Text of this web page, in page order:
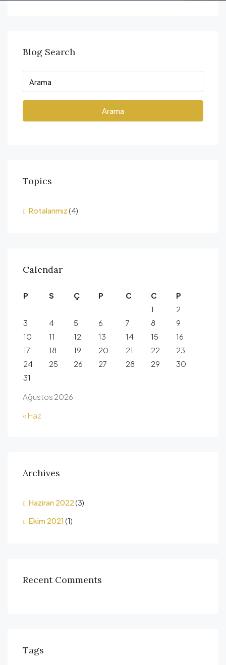
Blog Search
Arama
Topics
Rotalarımız (4)
Calendar
Ağustos 2026
P S Ç P C C
P
1
2
3
4 5 6 7 8
9
10
11 12 13 14 15
16
17
18 19 20 21 22
23
24
25 26 27 28 29
30
31
« Haz
Archives
Haziran 2022 (3)
Ekim 2021 (1)
Recent Comments
Tags